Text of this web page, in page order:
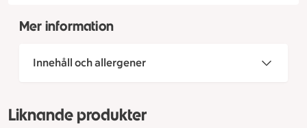
Mer information
Innehåll och allergener
Liknande produkter